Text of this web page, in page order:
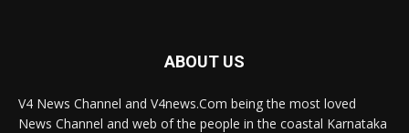
ABOUT US
V4 News Channel and V4news.Com being the most loved
News Channel and web of the people in the coastal Karnataka